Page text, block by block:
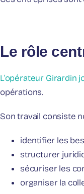
Le rôle
L’opérateur Girardin
opérations.
Son travail consiste
identifier les
structurer
sécuriser les
organiser la